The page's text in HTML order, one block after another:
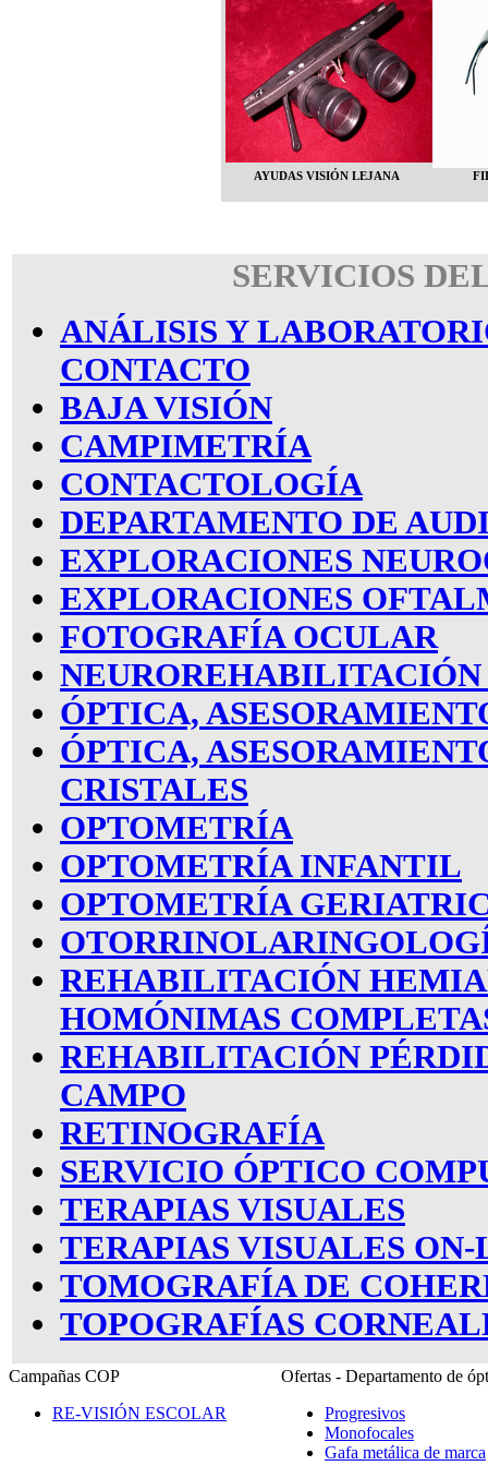
AYUDAS VISIÓN LEJANA
SERVICIOS
ANÁLISIS Y
CONTACTO
BAJA VISIÓN
CAMPIMETRÍA
CONTACTOLOGÍA
DEPARTAMENTO DE
EXPLORACIONES
EXPLORACIONES
FOTOGRAFÍA OCULAR
ÓPTICA,
ÓPTICA,
CRISTALES
OPTOMETRÍA
OPTOMETRÍA INFANTIL
OPTOMETRÍA
REHABILITACIÓN
HOMÓNIMAS
REHABILITACIÓN
CAMPO
RETINOGRAFÍA
SERVICIO ÓPTICO
TERAPIAS VISUALES
TERAPIAS VISUALES
TOMOGRAFÍA DE
TOPOGRAFÍAS
Campañas COP
RE-VISIÓN ESCOLAR
Ofertas - Departamento de
Progresivos
Monofocales
Gafa metálica de marca